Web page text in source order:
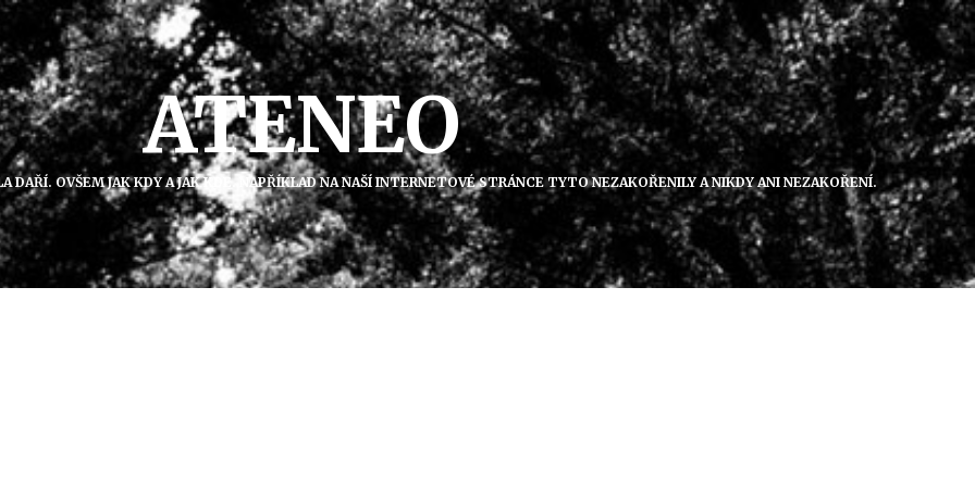
ATENEO
DAŘÍ. OVŠEM JAK KDY A JAK KDE. NAPŘÍKLAD NA NAŠÍ INTERNETOVÉ STRÁNCE TYTO NEZAKOŘENILY A NIKDY ANI NEZAKOŘENÍ.